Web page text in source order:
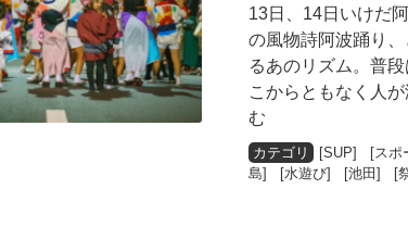
13日、14日いけだ
の風物詩阿波踊り
るあのリズム。普
こからともなく人
む
[SUP] [スポ
島] [水遊び] [池田] [